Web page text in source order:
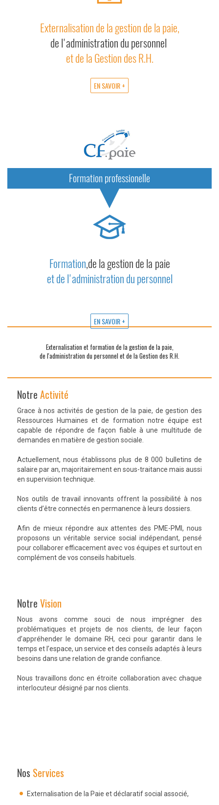
Externalisation de la gestion de la paie,
de l'administration du personnel
et de la Gestion des R.H.
EN SAVOIR +
Formation professionelle
Formation,de la gestion de la paie
et de l'administration du personnel
EN SAVOIR +
Externalisation et formation de la gestion de la paie,
de l'administration du personnel et de la Gestion des R.H.
Notre Activité
Grace à nos activités de gestion de la paie, de gestion des
Ressources Humaines et de formation notre équipe est
capable de répondre de façon fiable à une multitude de
demandes en matière de gestion sociale.
Actuellement, nous établissons plus de 8 000 bulletins de
salaire par an, majoritairement en sous-traitance mais aussi
en supervision technique.
Nos outils de travail innovants offrent la possibilité à nos
clients d’être connectés en permanence à leurs dossiers.
Afin de mieux répondre aux attentes des PME-PMI, nous
proposons un véritable service social indépendant, pensé
pour collaborer efficacement avec vos équipes et surtout en
complément de vos conseils habituels.
Notre Vision
Nous avons comme souci de nous imprégner des
problématiques et projets de nos clients, de leur façon
d’appréhender le domaine RH, ceci pour garantir dans le
temps et l’espace, un service et des conseils adaptés à leurs
besoins dans une relation de grande confiance.
Nous travaillons donc en étroite collaboration avec chaque
interlocuteur désigné par nos clients.
Nos Services
Externalisation de la Paie et déclaratif social associé,